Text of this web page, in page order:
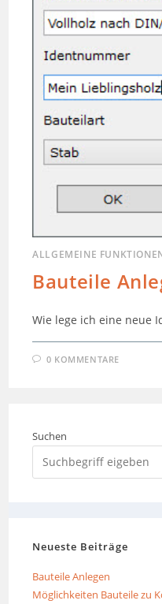
ALLGEMEINE
Bauteile
Wie lege ich eine neue
0 KOMMENTARE
Suchen
Neueste Beiträge
Bauteile Anlegen
Möglichkeiten Bauteile zu